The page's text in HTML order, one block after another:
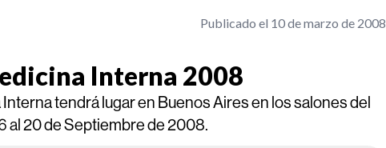
Publicado el 10 de marzo de 2008
Interna 2008
tendrá lugar en Buenos Aires en los salones del
al 20 de Septiembre de 2008.